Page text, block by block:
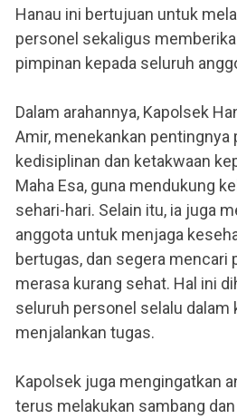
Hanau ini bertujuan untuk
personel sekaligus
pimpinan kepada seluruh
Dalam arahannya, Kapolsek
Amir, menekankan pentingnya
kedisiplinan dan ketakwaan
Maha Esa, guna mendukung
sehari-hari. Selain itu, ia juga
anggota untuk menjaga
bertugas, dan segera mencari
merasa kurang sehat. Hal ini
seluruh personel selalu dalam
menjalankan tugas.
Kapolsek juga mengingatkan
terus melakukan sambang